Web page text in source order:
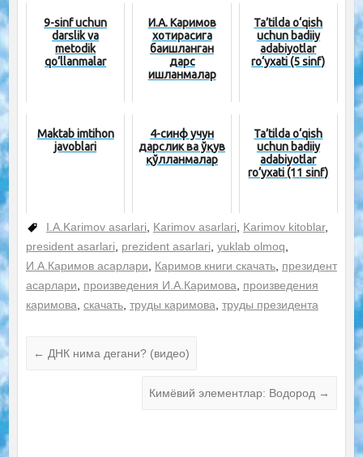
9-sinf uchun
darslik va
metodik
qo‘llanmalar
И.А. Каримов
хотирасига
бағишланган
дарс
ишланмалар
Ta’tilda o‘qish
uchun badiiy
adabiyotlar
ro‘yxati (5 sinf)
Maktab imtihon
javoblari
4-синф учун
дарслик ва ўқув
қўлланмалар
Ta’tilda o‘qish
uchun badiiy
adabiyotlar
ro‘yxati (11 sinf)
I.A.Karimov asarlari Karimov asarlari Karimov kitoblar,
president asarlari
prezident asarlari yuklab olmoq
И.А.Каримов асарлари
Каримов книги скачать, президент
асарлари
произведения И.А.Каримова
произведения
каримова скачать, труды каримова труды президента
← ДНК нима дегани? (видео)
Кимёвий элементлар: Водород →